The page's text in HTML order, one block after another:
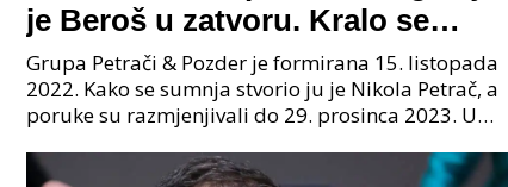
je Beroš u zatvoru. Kralo se
godinama. Tko će iz vlade biti
sljedeći uhićen?
Grupa Petrači & Pozder je formirana 15. listopada
2022. Kako se sumnja stvorio ju je Nikola Petrač, a
poruke su razmjenjivali do 29. prosinca 2023. U